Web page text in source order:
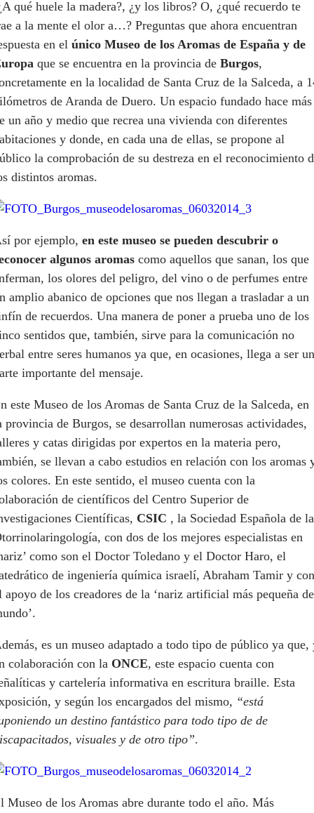
qué huele la madera?, ¿y los libros? O, ¿qué recuerdo te
a la mente el olor a…? Preguntas que ahora encuentran
en el único Museo de los Aromas de España y de
que se encuentra en la provincia de Burgos,
en la localidad de Santa Cruz de la Salceda, a
de Aranda de Duero. Un espacio fundado hace más
un año y medio que recrea una vivienda con diferentes
y donde, en cada una de ellas, se propone al
la comprobación de su destreza en el reconocimiento
distintos aromas.
por ejemplo, en este museo se pueden descubrir o
algunos aromas como aquellos que sanan, los que
los olores del peligro, del vino o de perfumes entre
amplio abanico de opciones que nos llegan a trasladar a un
de recuerdos. Una manera de poner a prueba uno de los
sentidos que, también, sirve para la comunicación no
entre seres humanos ya que, en ocasiones, llega a ser
importante del mensaje.
este Museo de los Aromas de Santa Cruz de la Salceda, en
provincia de Burgos, se desarrollan numerosas actividades,
y catas dirigidas por expertos en la materia pero,
se llevan a cabo estudios en relación con los aromas
colores. En este sentido, el museo cuenta con la
de científicos del Centro Superior de
Científicas, CSIC , la Sociedad Española de la
con dos de los mejores especialistas en
como son el Doctor Toledano y el Doctor Haro, el
de ingeniería química israelí, Abraham Tamir y con
apoyo de los creadores de la ‘nariz artificial más pequeña
es un museo adaptado a todo tipo de público ya que,
colaboración con la ONCE, este espacio cuenta con
y cartelería informativa en escritura braille. Esta
y según los encargados del mismo, “está
un destino fantástico para todo tipo de de
visuales y de otro tipo”.
Museo de los Aromas abre durante todo el año. Más